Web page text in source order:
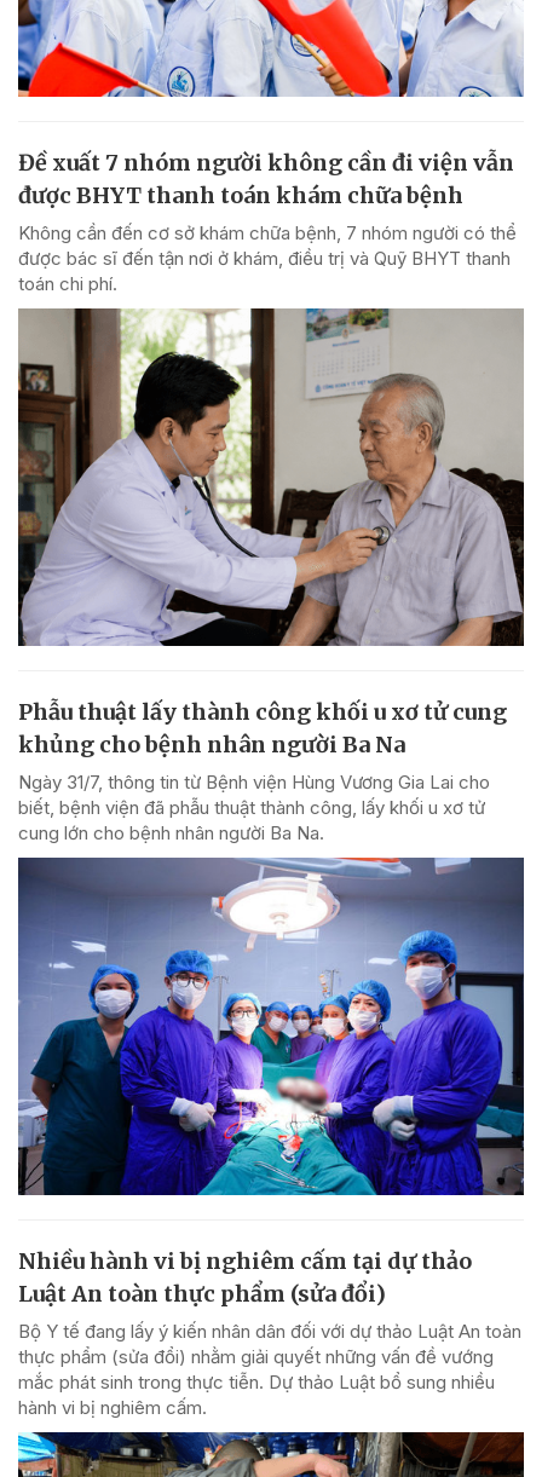
Đề xuất 7 nhóm người không cần đi viện vẫn
được BHYT thanh toán khám chữa bệnh
Không cần đến cơ sở khám chữa bệnh, 7 nhóm người có thể
được bác sĩ đến tận nơi ở khám, điều trị và Quỹ BHYT thanh
toán chi phí.
Phẫu thuật lấy thành công khối u xơ tử cung
khủng cho bệnh nhân người Ba Na
Ngày 31/7, thông tin từ Bệnh viện Hùng Vương Gia Lai cho
biết, bệnh viện đã phẫu thuật thành công, lấy khối u xơ tử
cung lớn cho bệnh nhân người Ba Na.
Nhiều hành vi bị nghiêm cấm tại dự thảo
Luật An toàn thực phẩm (sửa đổi)
Bộ Y tế đang lấy ý kiến nhân dân đối với dự thảo Luật An toàn
thực phẩm (sửa đổi) nhằm giải quyết những vấn đề vướng
mắc phát sinh trong thực tiễn. Dự thảo Luật bổ sung nhiều
hành vi bị nghiêm cấm.